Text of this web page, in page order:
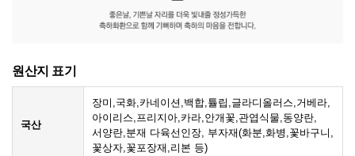
원산지 표기
국산
장미,국화,카네이션,백합,튤립,글라디올러스,거베라,
아이리스,프리지아,카라,안개꽃,관엽식물,동양란,
서양란,분재 다육선인장, 부자재(화분,화병,꽃바구니,
꽃상자,꽃포장재,리본 등)